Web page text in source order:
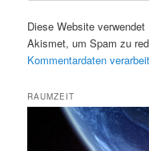
Diese Website verwendet
Akismet, um Spam zu
Kommentardaten
RAUMZEIT